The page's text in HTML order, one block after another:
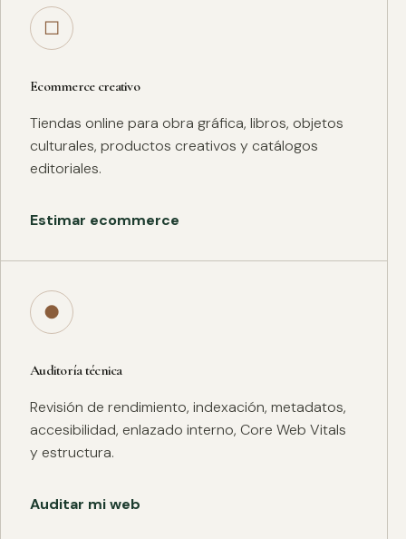
□
Ecommerce creativo
Tiendas online para obra gráfica, libros, objetos
culturales, productos creativos y catálogos
editoriales.
Estimar ecommerce
●
Auditoría técnica
Revisión de rendimiento, indexación, metadatos,
accesibilidad, enlazado interno, Core Web Vitals
y estructura.
Auditar mi web